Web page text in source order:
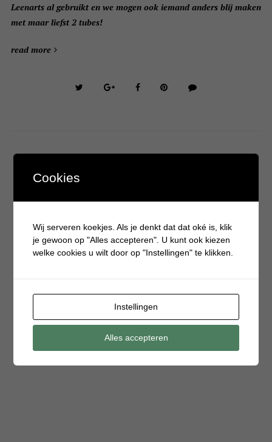
Leenarts al gebruikt en we mogen ook iemand anders blij maken
met maar liefst 2 tubes!
read more
Cookies
Wij serveren koekjes. Als je denkt dat dat oké is, klik
je gewoon op "Alles accepteren". U kunt ook kiezen
welke cookies u wilt door op "Instellingen" te klikken.
Instellingen
Alles accepteren